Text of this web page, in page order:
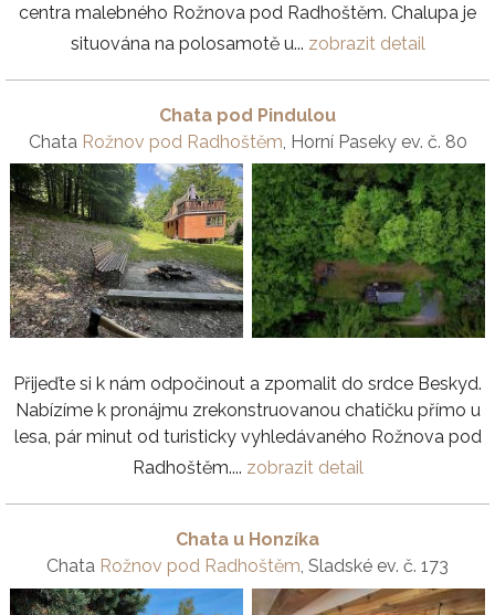
centra malebného Rožnova pod Radhoštěm. Chalupa je
situována na polosamotě u... zobrazit detail
Chata pod Pindulou
Chata Rožnov pod Radhoštěm, Horní Paseky ev. č. 80
Přijeďte si k nám odpočinout a zpomalit do srdce Beskyd.
Nabízíme k pronájmu zrekonstruovanou chatičku přímo u
lesa, pár minut od turisticky vyhledávaného Rožnova pod
Radhoštěm.... zobrazit detail
Chata u Honzíka
Chata Rožnov pod Radhoštěm, Sladské ev. č. 173